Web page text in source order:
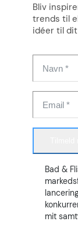
Bliv
trends til
idéer til
Bad &
mit